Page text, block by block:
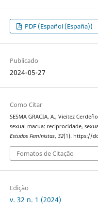
PDF (Español (España))
Publicado
2024-05-27
Como Citar
SESMA GRACIA, A., Vieitez
sexual macua: reciprocidade,
Estudos Feministas, 32(1). https://
Fomatos de Citação
Edição
v. 32 n. 1 (2024)